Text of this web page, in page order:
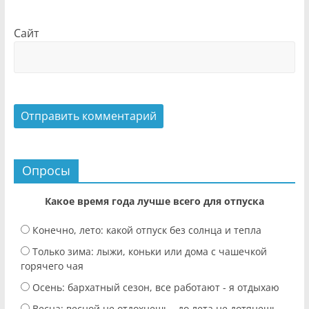
Сайт
Опросы
Какое время года лучше всего для отпуска
Конечно, лето: какой отпуск без солнца и тепла
Только зима: лыжи, коньки или дома с чашечкой
горячего чая
Осень: бархатный сезон, все работают - я отдыхаю